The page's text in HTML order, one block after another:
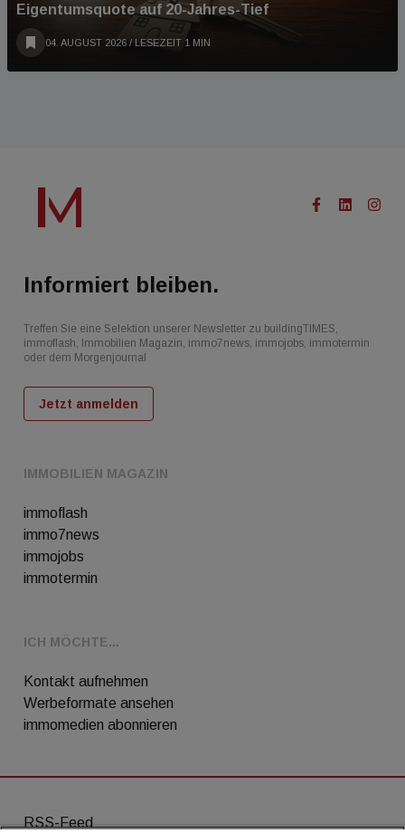
Eigentumsquote auf 20-Jahres-Tief
04. AUGUST 2026 / LESEZEIT 1 MIN
IMMOBILIEN MAGAZIN
immoflash
immo7news
immojobs
immotermin
ICH MÖCHTE...
Kontakt aufnehmen
Werbeformate ansehen
immomedien abonnieren
Informiert bleiben.
Treffen Sie eine Selektion unserer Newsletter zu buildingTIMES,
immoflash, Immobilien Magazin, immo7news, immojobs, immotermin
oder dem Morgenjournal
Jetzt anmelden
RSS-Feed